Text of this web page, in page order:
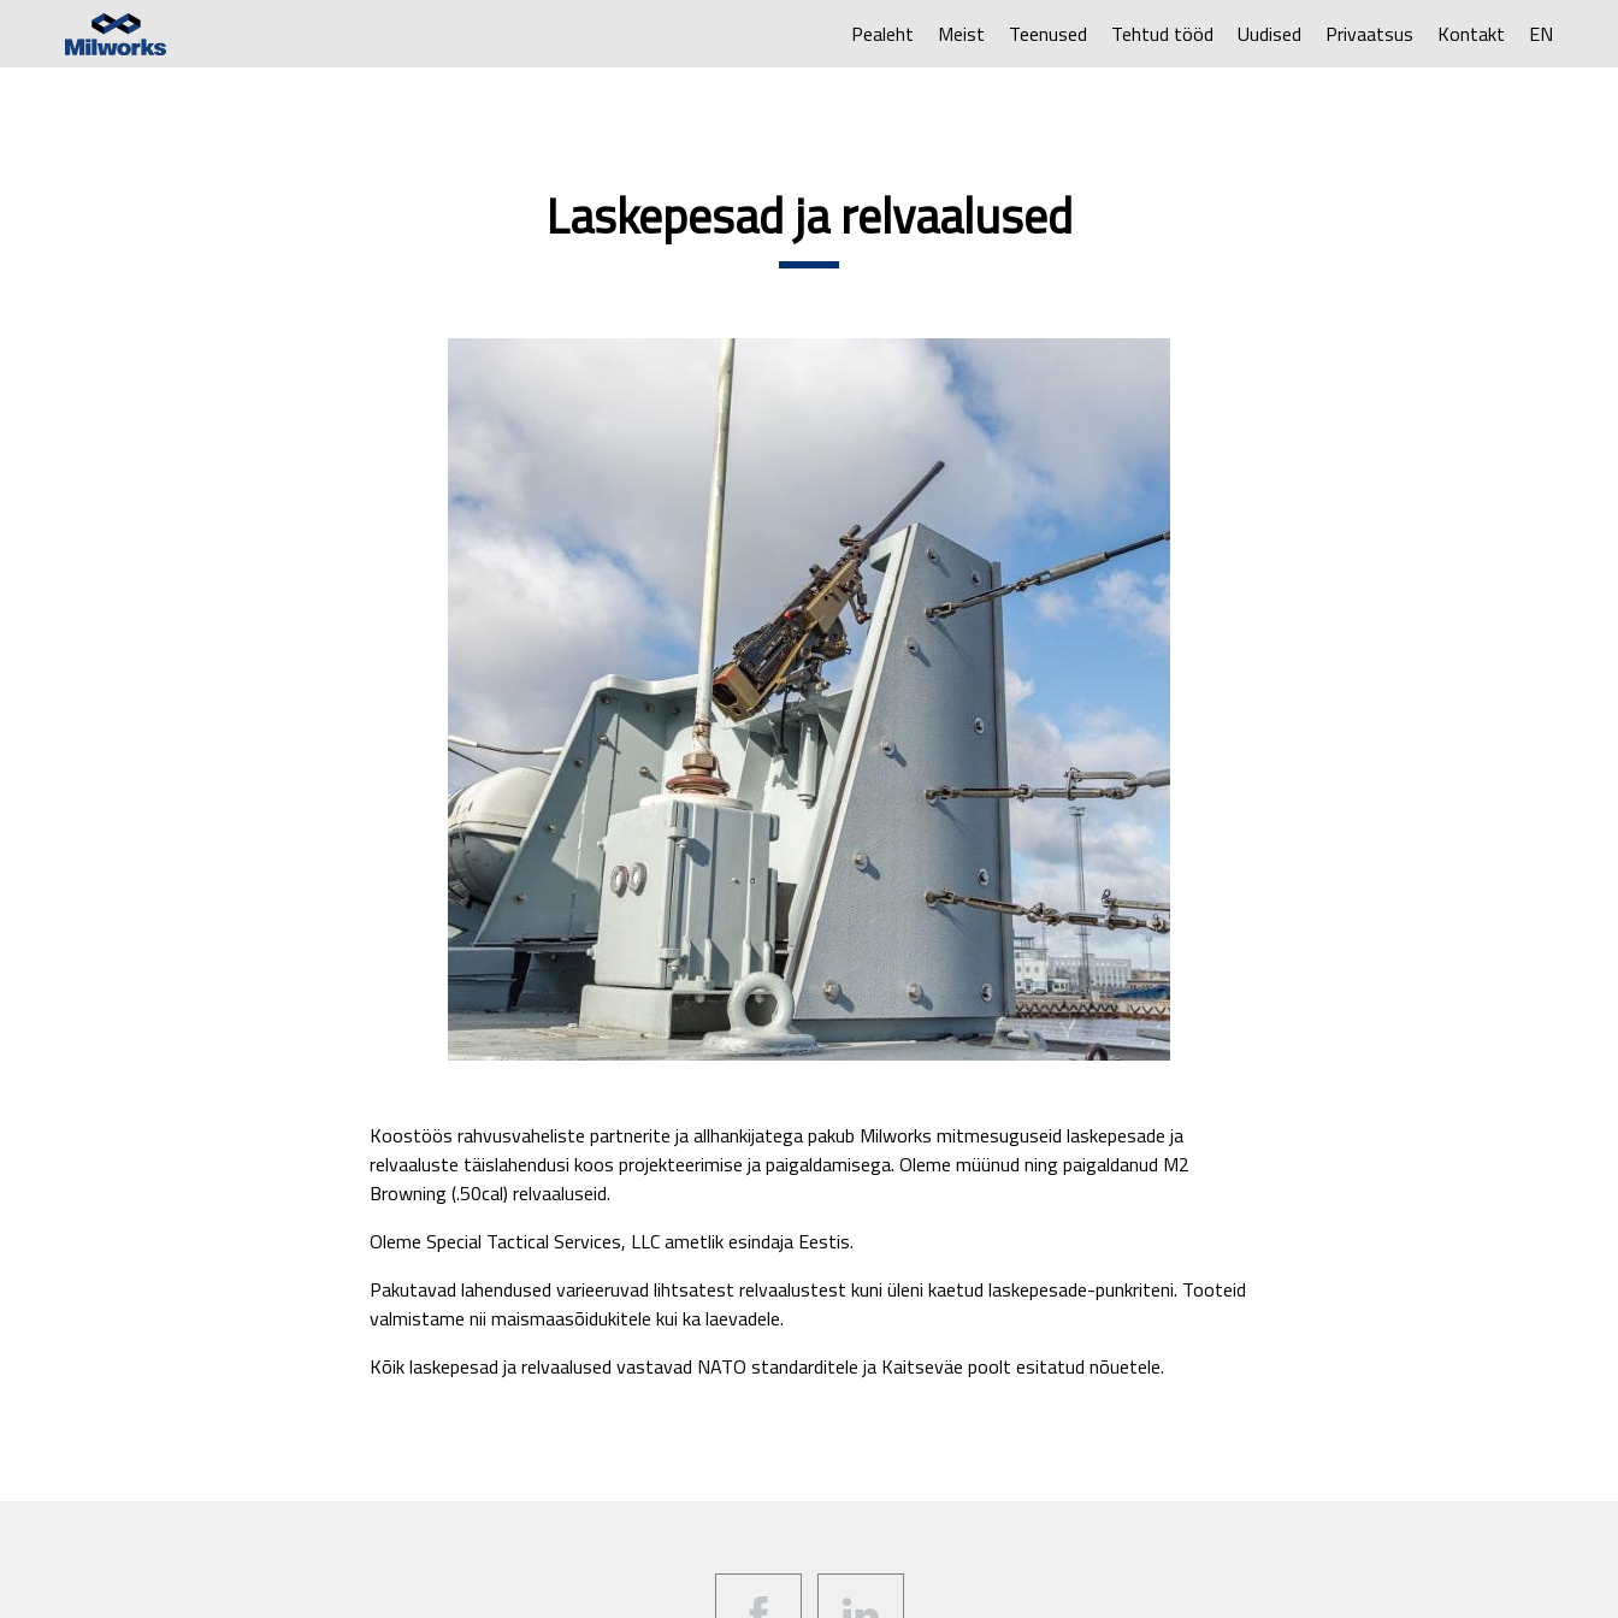
Pealeht Meist Teenused Tehtud tööd Uudised Privaatsus Kontakt EN
Laskepesad ja relvaalused
Koostöös rahvusvaheliste partnerite ja allhankijatega pakub Milworks mitmesuguseid laskepesade ja
relvaaluste täislahendusi koos projekteerimise ja paigaldamisega. Oleme müünud ning paigaldanud M2
Browning (.50cal) relvaaluseid.
Oleme Special Tactical Services, LLC ametlik esindaja Eestis.
Pakutavad lahendused varieeruvad lihtsatest relvaalustest kuni üleni kaetud laskepesade-punkriteni. Tooteid
valmistame nii maismaasõidukitele kui ka laevadele.
Kõik laskepesad ja relvaalused vastavad NATO standarditele ja Kaitseväe poolt esitatud nõuetele.